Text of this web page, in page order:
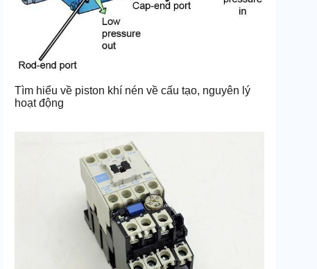
Tìm hiểu về piston khí nén về cấu tạo, nguyên lý
hoạt động